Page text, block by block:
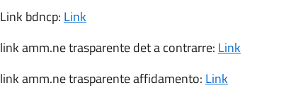
Link bdncp: Link
link amm.ne trasparente det a contrarre: Link
link amm.ne trasparente affidamento: Link